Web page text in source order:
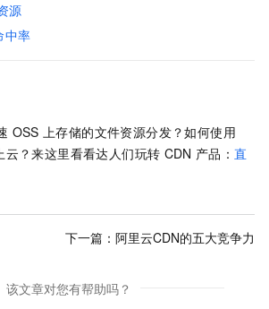
源
中率
OSS 上存储的文件资源分发？如何使用
云？来这里看看达人们玩转 CDN 产品：直
下一篇： 阿里云CDN的五大竞争力
该文章对您有帮助吗？